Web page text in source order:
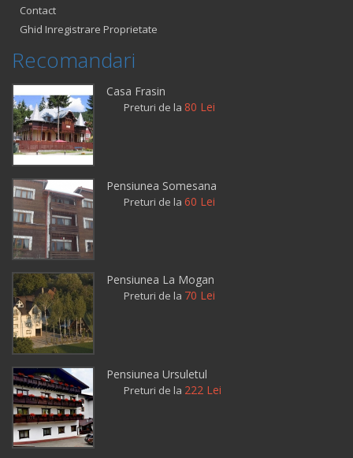
Contact
Ghid Inregistrare Proprietate
Recomandari
Casa Frasin
Preturi de la 80 Lei
Pensiunea Somesana
Preturi de la 60 Lei
Pensiunea La Mogan
Preturi de la 70 Lei
Pensiunea Ursuletul
Preturi de la 222 Lei